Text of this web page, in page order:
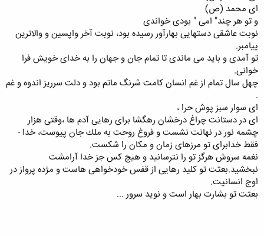
ای محمد (ص)
و تو هر چند" امی " بودی خواندی
نوبت عاشقی دستهایی بهارآور رسیده بود، نوبت آخر واپسین و والاترین
پیامبر.
تو آمدی و باید می ماندی تا تمام جان و جهان را به خدای خویش فرا
خوانی.
چهل سال تمام از غم انسان كامت شرنگ ماتم بود و دلت سرریز اندوه و غم
.
ای سوار سبز پوش حرا ،
ای در دستانت چراغ درخشان رهگشا برای رهایی آدم ها ،وقتی هزار
چشمه نور در نهانت نشست و فروغ روحت به ملك جان پیوست، خدا -
فقط خدابرای تو مرزهای زمان و مكان را شكست.
نغمه سروش هرگز تو را نترسانید و هیچ كس جز خدا آرامشت
نبخشید.بعثت تو كلید رهایی از قفس خودخواهی هاست و مژده پرواز در
اوج انسانیت.
بعثت تو بشارت بهار است و نوید سرور ...